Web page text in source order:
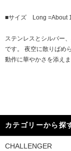
■サイズ Long =About
ステンレスとシルバー
です。 夜空に散りばめ
動作に華やかさを添えま
カテゴリーから探
CHALLENGER